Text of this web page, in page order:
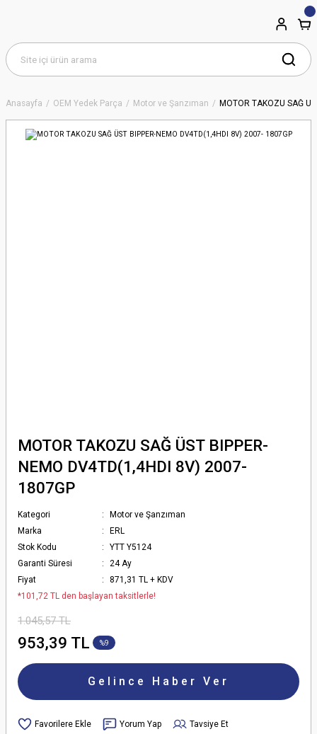
Anasayfa OEM Yedek Parça Motor ve Şanzıman MOTOR TAKOZU SAĞ
MOTOR TAKOZU SAĞ ÜST BIPPER-
NEMO DV4TD(1,4HDI 8V) 2007-
1807GP
Kategori
Motor ve Şanzıman
Marka
ERL
Stok Kodu
YTT Y5124
Garanti Süresi
24 Ay
Fiyat
871,31 TL + KDV
*101,72 TL den başlayan taksitlerle!
1.045,57 TL
953,39 TL %9
Gelince Haber Ver
Yorum Yap
Tavsiye Et